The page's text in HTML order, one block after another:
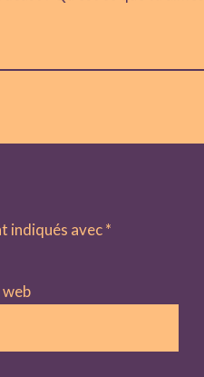
indiqués avec*